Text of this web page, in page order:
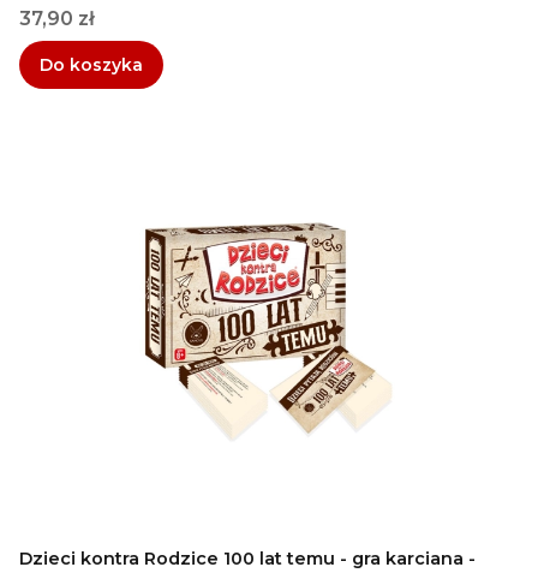
Cena
37,90 zł
Do koszyka
Dzieci kontra Rodzice 100 lat temu - gra karciana -